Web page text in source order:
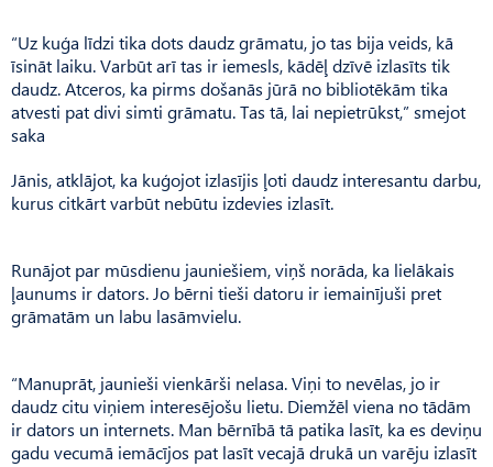
“Uz kuģa līdzi tika dots daudz grāmatu, jo tas bija veids, kā
īsināt laiku. Varbūt arī tas ir iemesls, kādēļ dzīvē izlasīts tik
daudz. Atceros, ka pirms došanās jūrā no bibliotēkām tika
atvesti pat divi simti grāmatu. Tas tā, lai nepietrūkst,” smejot
saka
Jānis, atklājot, ka kuģojot izlasījis ļoti daudz interesantu darbu,
kurus citkārt varbūt nebūtu izdevies izlasīt.
Runājot par mūsdienu jauniešiem, viņš norāda, ka lielākais
ļaunums ir dators. Jo bērni tieši datoru ir iemainījuši pret
grāmatām un labu lasāmvielu.
“Manuprāt, jaunieši vienkārši nelasa. Viņi to nevēlas, jo ir
daudz citu viņiem interesējošu lietu. Diemžēl viena no tādām
ir dators un internets. Man bērnībā tā patika lasīt, ka es deviņu
gadu vecumā iemācījos pat lasīt vecajā drukā un varēju izlasīt